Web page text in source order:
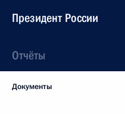
Президент России
Отчёты
Документы